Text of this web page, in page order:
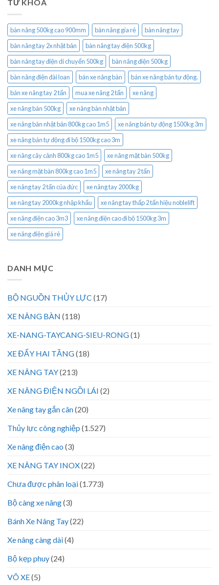
TỪ KHÓA
bàn nâng 500kg cao 900mm bàn nâng gía rẻ
bàn nâng tay
bàn nâng tay 2x nhật bản
bàn nâng tay điện 500kg
bàn nâng tay điện di chuyển 500kg
bàn nâng điện 500kg
bàn nâng điện đài loan
bán xe nâng bàn
bán xe nâng bán tự động.
bán xe nâng tay 2 tấn
mua xe nâng 2 tấn
xe nâng
xe nâng bàn 500kg
xe nâng bàn nhật bản
xe nâng bàn nhật bản 800kg cao 1m5
xe nâng bán tự động 1500kg 3m
xe nâng bán tự động đi bộ 1500kg cao 3m
xe nâng cây cảnh 800kg cao 1m5
xe nâng mặt bàn 500kg
xe nâng mặt bàn 800kg cao 1m5
xe nâng tay 2 tấn
xe nâng tay 2 tấn của đức
xe nâng tay 2000kg
xe nâng tay 2000kg nhập khẩu
xe nâng tay thấp 2 tấn hiệu noblelift
xe nâng điện cao 3m3
xe nâng điện cao đi bộ 1500kg 3m
xe nâng điện giá rẻ
DANH MỤC
BỘ NGUỒN THỦY LỰC (17)
XE NÂNG BÀN (118)
XE-NANG-TAYCANG-SIEU-RONG(1)
XE ĐẨY HAI TẦNG(18)
XE NÂNG TAY(213)
XE NÂNG ĐIỆN NGỒI LÁI (2)
Xe nâng tay gắn cân(20)
Thủy lực công nghiệp (1.527)
Xe nâng điện cao (3)
XE NÂNG TAY INOX(22)
Chưa được phân loại(1.773)
Bộ càng xe nâng(3)
Bánh Xe Nâng Tay(22)
Xe nâng càng dài(4)
Bộ kẹp phuy(24)
VÕ XE(5)